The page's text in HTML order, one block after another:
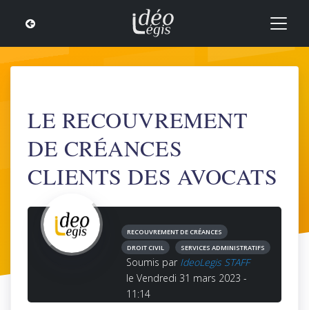
LE RECOUVREMENT
DE CRÉANCES
CLIENTS DES AVOCATS
RECOUVREMENT DE CRÉANCES
DROIT CIVIL
SERVICES ADMINISTRATIFS
Soumis par IdeoLegis STAFF
le Vendredi 31 mars 2023 -
11:14